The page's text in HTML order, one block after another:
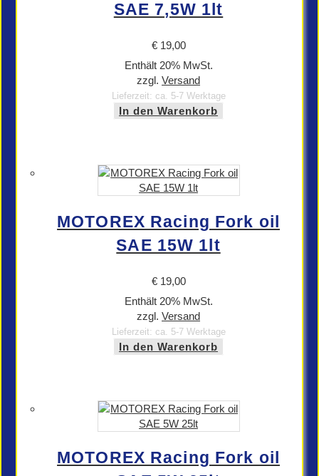
SAE 7,5W 1lt
€19,00
Enthält 20% MwSt.
zzgl. Versand
Lieferzeit: ca. 5-7 Werktage
In den Warenkorb
MOTOREX Racing Fork oil
SAE 15W 1lt
€19,00
Enthält 20% MwSt.
zzgl. Versand
Lieferzeit: ca. 5-7 Werktage
In den Warenkorb
MOTOREX Racing Fork oil